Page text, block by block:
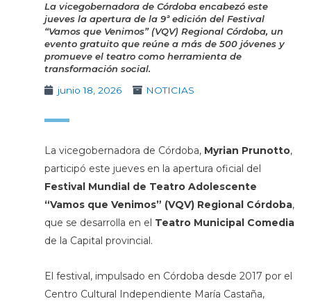
La vicegobernadora de Córdoba encabezó este
jueves la apertura de la 9ª edición del Festival
“Vamos que Venimos” (VQV) Regional Córdoba, un
evento gratuito que reúne a más de 500 jóvenes y
promueve el teatro como herramienta de
transformación social.
junio 18, 2026
NOTICIAS
La vicegobernadora de Córdoba, Myrian Prunotto,
participó este jueves en la apertura oficial del
Festival Mundial de Teatro Adolescente
“Vamos que Venimos” (VQV) Regional Córdoba,
que se desarrolla en el Teatro Municipal Comedia
de la Capital provincial.
El festival, impulsado en Córdoba desde 2017 por el
Centro Cultural Independiente María Castaña,